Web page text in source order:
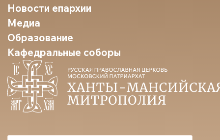
Новости епархии
Медиа
Образование
Кафедральные соборы